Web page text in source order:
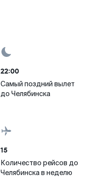
22:00
Самый поздний вылет
до Челябинска
15
Количество рейсов до
Челябинска в неделю